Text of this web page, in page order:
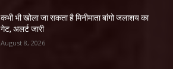
कभी भी खोला जा सकता है मिनीमाता बांगो जलाशय का
गेट, अलर्ट जारी
August 8, 2026